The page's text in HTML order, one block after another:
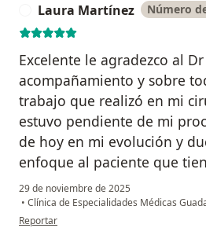
Laura Martínez Número
Excelente le agradezco al
acompañamiento y sobre
trabajo que realizó en mi
estuvo pendiente de mi
de hoy en mi evolución y
enfoque al paciente que
29 de noviembre de 2025
• Clínica de Especialidades Médicas
en opinión del usuario Laura Martínez
Reportar